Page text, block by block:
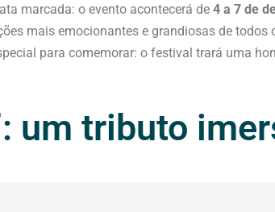
marcada: o evento acontecerá de 4 a 7 de
mais emocionantes e grandiosas de todos
para comemorar: o festival trará uma
um tributo